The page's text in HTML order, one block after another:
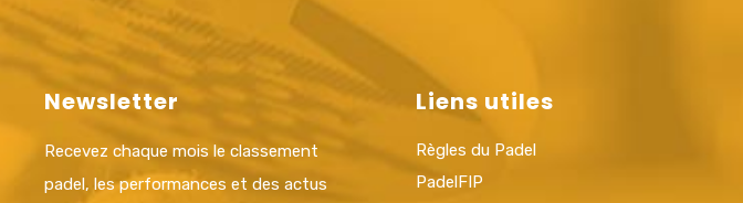
Newsletter
Recevez chaque mois le classement
padel, les performances et des actus
Liens utiles
Règles du Padel
PadelFIP